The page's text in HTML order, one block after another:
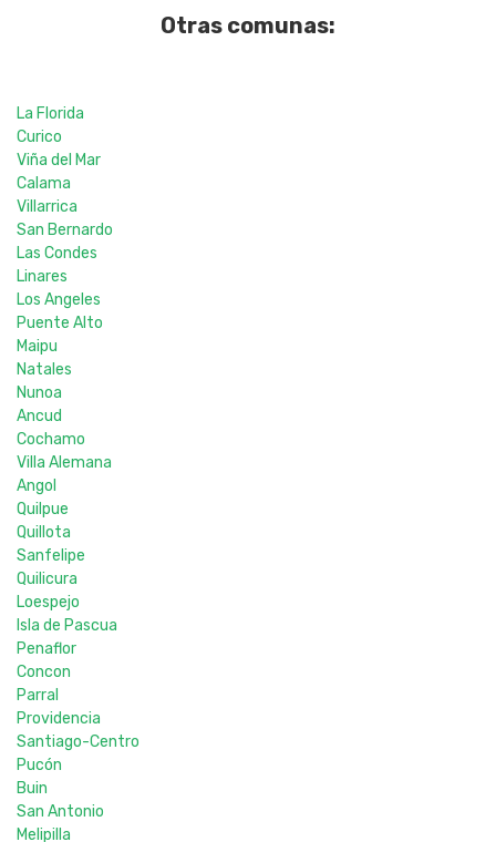
Otras comunas:
La Florida
Curico
Viña del Mar
Calama
Villarrica
San Bernardo
Las Condes
Linares
Los Angeles
Puente Alto
Maipu
Natales
Nunoa
Ancud
Cochamo
Villa Alemana
Angol
Quilpue
Quillota
Sanfelipe
Quilicura
Loespejo
Isla de Pascua
Penaflor
Concon
Parral
Providencia
Santiago-Centro
Pucón
Buin
San Antonio
Melipilla